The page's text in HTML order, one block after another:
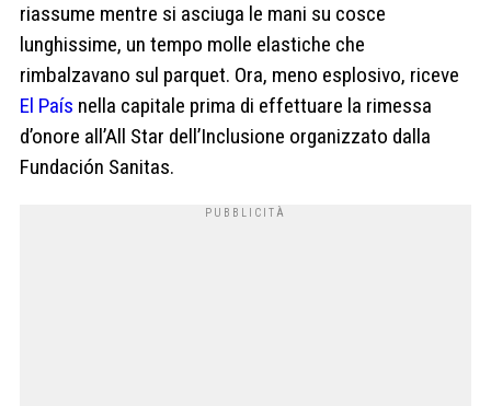
riassume mentre si asciuga le mani su cosce
lunghissime, un tempo molle elastiche che
rimbalzavano sul parquet. Ora, meno esplosivo, riceve
El País nella capitale prima di effettuare la rimessa
d’onore all’All Star dell’Inclusione organizzato dalla
Fundación Sanitas.